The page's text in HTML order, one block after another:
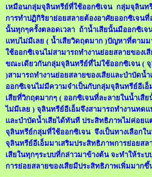
เหมือนกลุ่มจุลินทรีย์ที่ใช้ออกซิเจน กลุ่มจุลินท
การทำปฏิกิริยาย่อยสลายต้องอาศัยออกซิเจนที่
นั้นทุกๆครั้งตลอดเวลา ถ้าน้ำเสียนั้นมีออกซิเจ
แทบไม่มีเลย ( น้ำเสียวิดฤตมาก )ปัญหาที่ตาม
ใช้ออกซิเจนไม่สามารถทำงานย่อยสลายของ
ขณะเดียวกันกลุ่มจุลินทรีย์ที่ไม่ใช้ออกซิเจน ( จุ
)สามารถทำงานย่อยสลายของเสียและบำบัดน้
ออกซิเจนไม่มีความจำเป็นกับกลุ่มจุลินทรีย์อีเ
เสียที่วิกฤตมากๆ ( ออกซิเจนที่ละลายในน้ำเสี
ไม่มีเลย ) จุลินทรีย์อีเอ็มจึงสามารถทำงานทด
และบำบัดน้ำเสียได้ทันที ประสิทธิภาพไม่ค่อยแ
จุลินทรีย์กลุ่มที่ใช้ออกซิเจน จึงเป็นทางเลือกใ
จุลินทรีย์อีเอ็มมาเสริมประสิทธิภาพการย่อยสล
เสียในทุกๆระบบที่กล่าวมาข้างต้น จะทำให้ระบ
การย่อยสลายของเสียมีประสิทธิภาพเพิ่มมากขึ้